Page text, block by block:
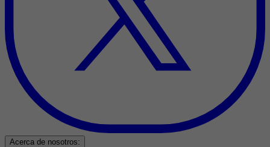
Acerca de nosotros: